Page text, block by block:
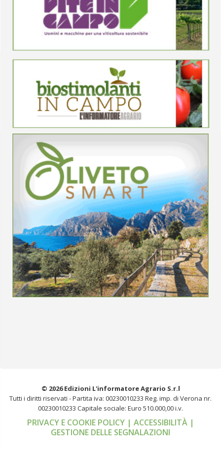
© 2026 Edizioni L'informatore Agrario S.r.l
Tutti i diritti riservati -Partita iva: 00230010233 Reg. imp. di Verona nr.
00230010233 Capitale sociale: Euro 510.000,00 i.v.
PRIVACY E COOKIE POLICY | ACCESSIBILITÀ |
GESTIONE DELLE SEGNALAZIONI